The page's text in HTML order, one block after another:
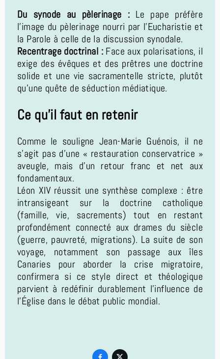
Du synode au pèlerinage : Le pape préfère
l'image du pèlerinage nourri par l'Eucharistie et
la Parole à celle de la discussion synodale.
Recentrage doctrinal :Face aux polarisations, il
exige des évêques et des prêtres une doctrine
solide et une vie sacramentelle stricte, plutôt
qu'une quête de séduction médiatique.
Ce qu'il faut en retenir
Comme le souligne Jean-Marie Guénois, il ne
s'agit pas d'une « restauration conservatrice »
aveugle, mais d'un retour franc et net aux
fondamentaux.
Léon XIV réussit une synthèse complexe : être
intransigeant sur la doctrine catholique
(famille, vie, sacrements) tout en restant
profondément connecté aux drames du siècle
(guerre, pauvreté, migrations). La suite de son
voyage, notamment son passage aux îles
Canaries pour aborder la crise migratoire,
confirmera si ce style direct et théologique
parvient à redéfinir durablement l'influence de
l'Église dans le débat public mondial.
 